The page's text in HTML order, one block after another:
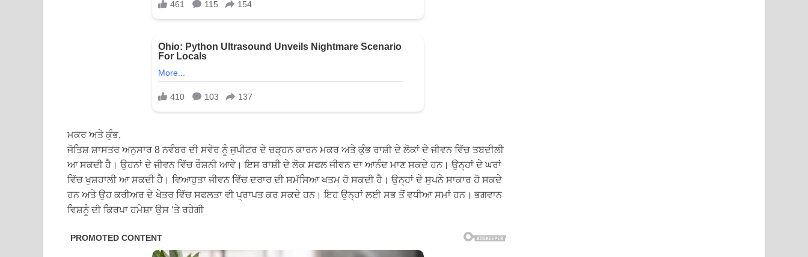
ਮਕਰ ਅਤੇ ਕੁੰਭ,
ਜੋਤਿਸ਼ ਸ਼ਾਸਤਰ ਅਨੁਸਾਰ 8 ਨਵੰਬਰ ਦੀ ਸਵੇਰ ਨੂੰ ਜੁਪੀਟਰ ਦੇ ਚੜ੍ਹਨ ਕਾਰਨ ਮਕਰ ਅਤੇ ਕੁੰਭ ਰਾਸ਼ੀ ਦੇ ਲੋਕਾਂ ਦੇ ਜੀਵਨ ਵਿੱਚ ਤਬਦੀਲੀ
ਆ ਸਕਦੀ ਹੈ। ਉਹਨਾਂ ਦੇ ਜੀਵਨ ਵਿੱਚ ਰੌਸ਼ਨੀ ਆਵੇ। ਇਸ ਰਾਸ਼ੀ ਦੇ ਲੋਕ ਸਫਲ ਜੀਵਨ ਦਾ ਆਨੰਦ ਮਾਣ ਸਕਦੇ ਹਨ। ਉਨ੍ਹਾਂ ਦੇ ਘਰਾਂ
ਵਿੱਚ ਖੁਸ਼ਹਾਲੀ ਆ ਸਕਦੀ ਹੈ। ਵਿਆਹੁਤਾ ਜੀਵਨ ਵਿੱਚ ਦਰਾਰ ਦੀ ਸਮੱਸਿਆ ਖਤਮ ਹੋ ਸਕਦੀ ਹੈ। ਉਨ੍ਹਾਂ ਦੇ ਸੁਪਨੇ ਸਾਕਾਰ ਹੋ ਸਕਦੇ
ਹਨ ਅਤੇ ਉਹ ਕਰੀਅਰ ਦੇ ਖੇਤਰ ਵਿੱਚ ਸਫਲਤਾ ਵੀ ਪ੍ਰਾਪਤ ਕਰ ਸਕਦੇ ਹਨ। ਇਹ ਉਨ੍ਹਾਂ ਲਈ ਸਭ ਤੋਂ ਵਧੀਆ ਸਮਾਂ ਹਨ। ਭਗਵਾਨ
ਵਿਸ਼ਨੂੰ ਦੀ ਕਿਰਪਾ ਹਮੇਸ਼ਾ ਉਸ ‘ਤੇ ਰਹੇਗੀ